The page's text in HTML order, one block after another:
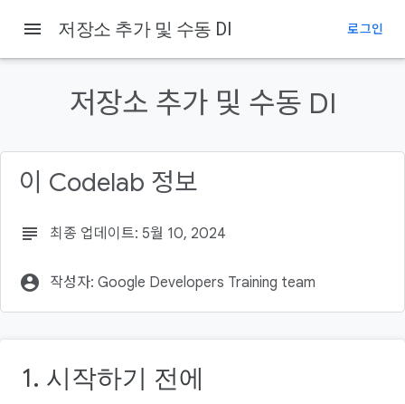
기본 요건
빌드할 항목
필요한 항목
menu 저장소 추가 및 수동 DI 로그인
저장소 추가 및 수동 DI
이 Codelab 정보
subject 최종 업데이트: 5월 10, 2024
account_circle 작성자: Google Developers Training team
1. 시작하기 전에